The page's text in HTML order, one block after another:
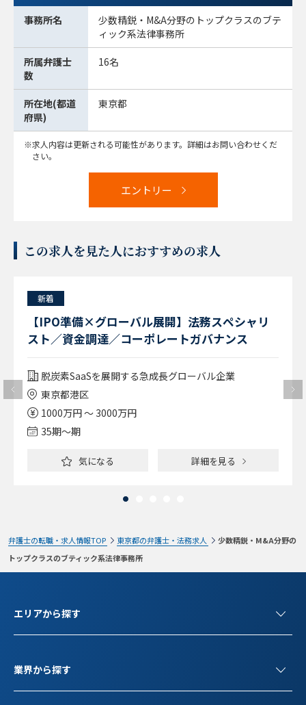
事務所名
少数精鋭・M&A分野のトップクラスのブテ
ィック系法律事務所
所属弁護士
数
16名
所在地(都道
府県)
東京都
求人内容は更新される可能性があります。詳細はお問い合わせくだ
さい。
エントリー
この求人を見た人におすすめの求人
新着
【IPO準備×グローバル展開】法務スペシャリ
スト／資金調達／コーポレートガバナンス
脱炭素SaaSを展開する急成長グローバル企業
東京都港区
1000万円 ～ 3000万円
35期〜期
気になる 詳細を見る
弁護士の転職・求人情報TOP 東京都の弁護士・法務求人
少数精鋭・M&A分野の
トップクラスのブティック系法律事務所
エリアから探す
業界から探す